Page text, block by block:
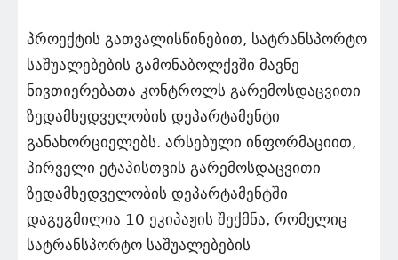
პროექტის გათვალისწინებით, სატრანსპორტო
საშუალებების გამონაბოლქვში მავნე
ნივთიერებათა კონტროლს გარემოსდაცვითი
ზედამხედველობის დეპარტამენტი
განახორციელებს. არსებული ინფორმაციით,
პირველი ეტაპისთვის გარემოსდაცვითი
ზედამხედველობის დეპარტამენტში
დაგეგმილია 10 ეკიპაჟის შექმნა, რომელიც
სატრანსპორტო საშუალებების